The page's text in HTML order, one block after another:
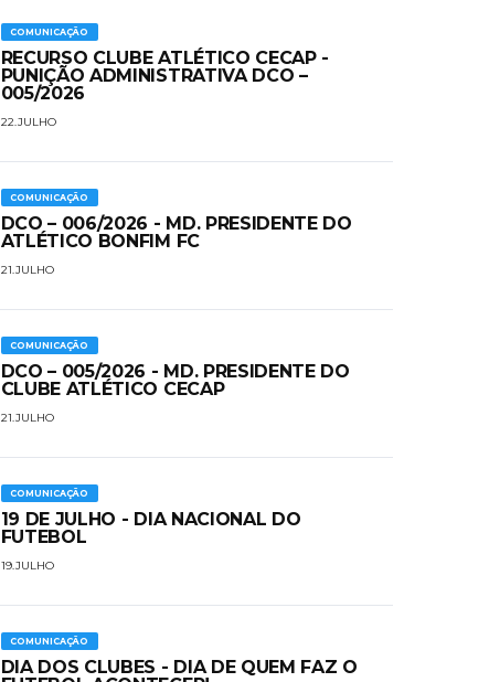
COMUNICAÇÃO
​RECURSO CLUBE ATLÉTICO CECAP -
PUNIÇÃO ADMINISTRATIVA DCO –
005/2026
22.JULHO
COMUNICAÇÃO
DCO – 006/2026 - MD. PRESIDENTE DO
ATLÉTICO BONFIM FC
21.JULHO
COMUNICAÇÃO
DCO – 005/2026 - MD. PRESIDENTE DO
CLUBE ATLÉTICO CECAP
21.JULHO
COMUNICAÇÃO
19 DE JULHO - DIA NACIONAL DO
FUTEBOL
19.JULHO
COMUNICAÇÃO
DIA DOS CLUBES - DIA DE QUEM FAZ O